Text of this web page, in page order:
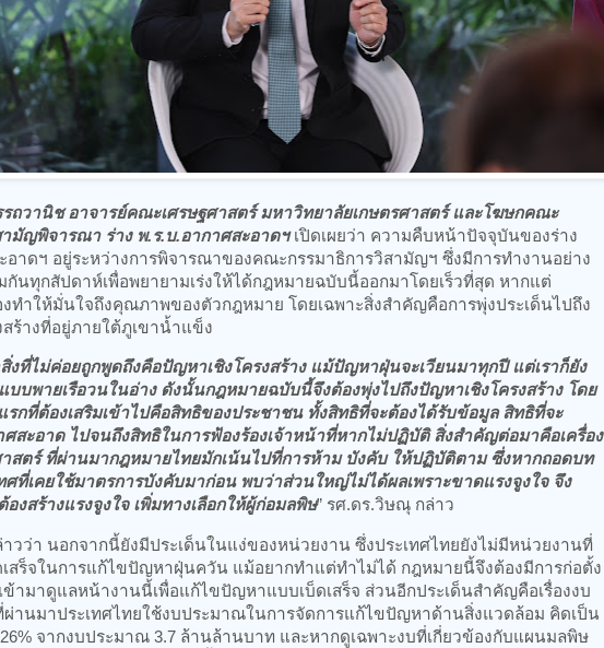
ถวานิช อาจารย์คณะเศรษฐศาสตร์ มหาวิทยาลัยเกษตรศาสตร์ และโฆษกคณะ
ามัญพิจารณา ร่าง พ.ร.บ.อากาศสะอาดฯเปิดเผยว่า ความคืบหน้าปัจจุบันของร่าง
อาดฯ อยู่ระหว่างการพิจารณาของคณะกรรมาธิการวิสามัญฯ ซึ่งมีการทำงานอย่าง
นทุกสัปดาห์เพื่อพยายามเร่งให้ได้กฎหมายฉบับนี้ออกมาโดยเร็วที่สุด หากแต่
งทำให้มั่นใจถึงคุณภาพของตัวกฎหมาย โดยเฉพาะสิ่งสำคัญคือการพุ่งประเด็นไปถึง
ร้างที่อยู่ภายใต้ภูเขาน้ำแข็ง
งที่ไม่ค่อยถูกพูดถึงคือปัญหาเชิงโครงสร้าง แม้ปัญหาฝุ่นจะเวียนมาทุกปี แต่เราก็ยัง
บบพายเรือวนในอ่าง ดังนั้นกฎหมายฉบับนี้จึงต้องพุ่งไปถึงปัญหาเชิงโครงสร้าง โดย
รกที่ต้องเสริมเข้าไปคือสิทธิของประชาชน ทั้งสิทธิที่จะต้องได้รับข้อมูล สิทธิที่จะ
ศสะอาด ไปจนถึงสิทธิในการฟ้องร้องเจ้าหน้าที่หากไม่ปฏิบัติ สิ่งสำคัญต่อมาคือเครื่อง
าสตร์ ที่ผ่านมากฎหมายไทยมักเน้นไปที่การห้าม บังคับ ให้ปฏิบัติตาม ซึ่งหากถอดบท
ศที่เคยใช้มาตรการบังคับมาก่อน พบว่าส่วนใหญ่ไม่ได้ผลเพราะขาดแรงจูงใจ จึง
องสร้างแรงจูงใจ เพิ่มทางเลือกให้ผู้ก่อมลพิษ” รศ.ดร.วิษณุ กล่าว
วว่า นอกจากนี้ยังมีประเด็นในแง่ของหน่วยงาน ซึ่งประเทศไทยยังไม่มีหน่วยงานที่
เสร็จในการแก้ไขปัญหาฝุ่นควัน แม้อยากทำแต่ทำไม่ได้ กฎหมายนี้จึงต้องมีการก่อตั้ง
ามาดูแลหน้างานนี้เพื่อแก้ไขปัญหาแบบเบ็ดเสร็จ ส่วนอีกประเด็นสำคัญคือเรื่องงบ
านมาประเทศไทยใช้งบประมาณในการจัดการแก้ไขปัญหาด้านสิ่งแวดล้อม คิดเป็น
จากงบประมาณ 3.7 ล้านล้านบาท และหากดูเฉพาะงบที่เกี่ยวข้องกับแผนมลพิษ